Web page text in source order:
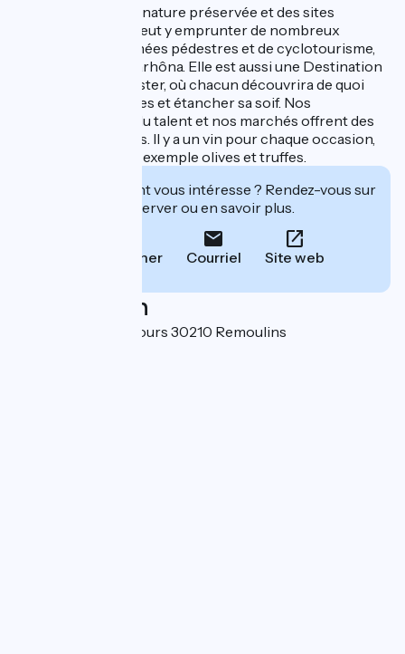
On y découvre une nature préservée et des sites
d’exception et on peut y emprunter de nombreux
circuits de randonnées pédestres et de cyclotourisme,
dont la fameuse Viarhôna. Elle est aussi une Destination
gourmande, à déguster, où chacun découvrira de quoi
satisfaire ses papilles et étancher sa soif. Nos
restaurateurs ont du talent et nos marchés offrent des
produits succulents. Il y a un vin pour chaque occasion,
accompagnant par exemple olives et truffes.
Cet établissement vous intéresse ? Rendez-vous sur
leur site pour réserver ou en savoir plus.
Téléphoner Courriel Site web
Localisation
place des Grands Jours 30210 Remoulins